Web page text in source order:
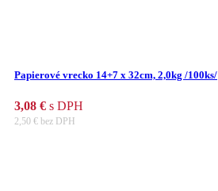
Papierové vrecko 14+7 x 32cm, 2,0kg /100ks/
3,08 € s DPH
2,50 € bez DPH